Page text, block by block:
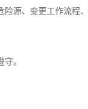
源、变更工作流程
。